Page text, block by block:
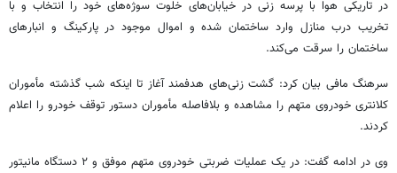
در تاریکی هوا با پرسه زنی در خیابان‌های خلوت سوژه‌های خود را انتخاب و با
تخریب درب منازل وارد ساختمان شده و اموال موجود در پارکینگ و انبارهای
ساختمان را سرقت می‌کند.
سرهنگ مافی بیان کرد: گشت زنی‌های هدفمند آغاز تا اینکه شب گذشته مأموران
کلانتری خودروی متهم را مشاهده و بلافاصله مأموران دستور توقف خودرو را اعلام
کردند.
وی در ادامه گفت: در یک عملیات ضربتی خودروی متهم موفق و ۲ دستگاه مانیتور